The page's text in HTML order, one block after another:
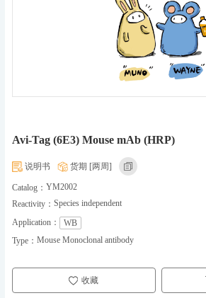
Avi-Tag (6E3) Mouse mAb (HRP)
说明书 货期 [两周]
Catalog： YM2002
Reactivity： Species independent
Application：
WB
Type： Mouse Monoclonal antibody
收藏